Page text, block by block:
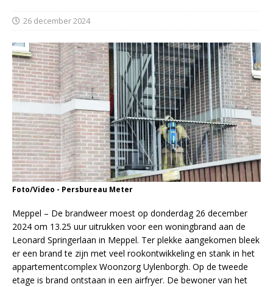
26 december 2024
Foto/Video - Persbureau Meter
Meppel – De brandweer moest op donderdag 26 december
2024 om 13.25 uur uitrukken voor een woningbrand aan de
Leonard Springerlaan in Meppel. Ter plekke aangekomen bleek
er een brand te zijn met veel rookontwikkeling en stank in het
appartementcomplex Woonzorg Uylenborgh. Op de tweede
etage is brand ontstaan in een airfryer. De bewoner van het